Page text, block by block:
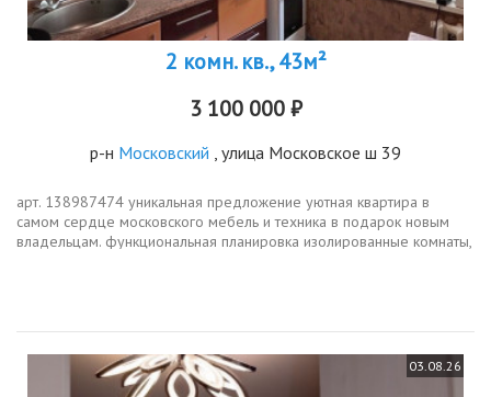
2 комн. кв., 43м²
3 100 000 ₽
р-н Московский , улица Московское ш 39
арт. 138987474 уникальная предложение уютная квартира в
самом сердце московского мебель и техника в подарок новым
владельцам. функциональная планировка изолированные комнаты,
03.08.26